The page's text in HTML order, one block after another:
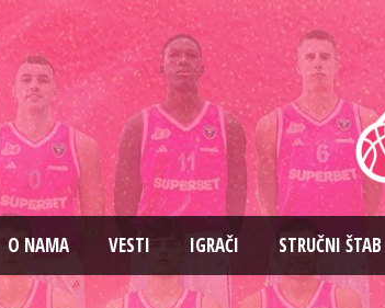
O NAMA VESTI IGRAČI STRUČNI ŠTAB